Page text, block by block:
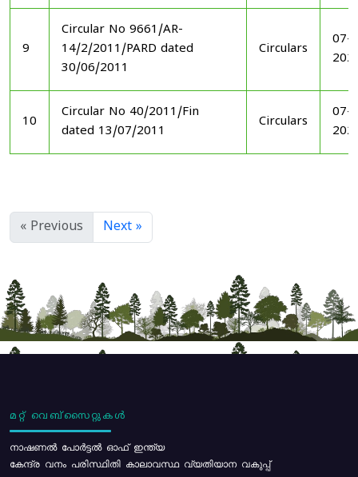
9
Circular No 9661/AR-
14/2/2011/PARD dated
30/06/2011
Circulars
07-
10
Circular No 40/2011/Fin
dated 13/07/2011
Circulars
07-
« Previous Next »
മറ്റ് വെബ്സൈറ്റുകൾ
നാഷണൽ പോർട്ടൽ ഓഫ് ഇന്ത്യ
കേന്ദ്ര വനം പരിസ്ഥിതി കാലാവസ്ഥ വ്യതിയാന വകുപ്പ്